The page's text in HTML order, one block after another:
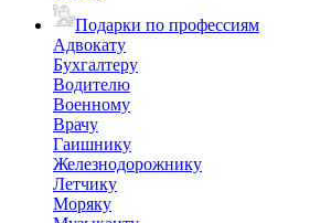
Подарки по профессиям
Адвокату
Бухгалтеру
Водителю
Военному
Врачу
Гаишнику
Железнодорожнику
Летчику
Моряку